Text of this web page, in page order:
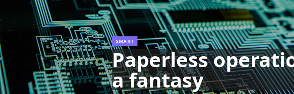
SMART
Paperless
a fantasy